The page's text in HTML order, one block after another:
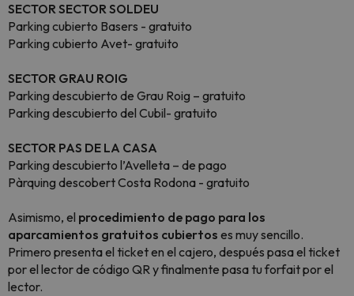
SECTOR SECTOR SOLDEU
Parking cubierto Basers - gratuito
Parking cubierto Avet- gratuito
SECTOR GRAU ROIG
Parking descubierto de Grau Roig – gratuito
Parking descubierto del Cubil- gratuito
SECTOR PAS DE LA CASA
Parking descubierto l’Avelleta – de pago
Pàrquing descobert Costa Rodona - gratuito
Asimismo, el procedimiento de pago para los
aparcamientos gratuitos cubiertos es muy sencillo.
Primero presenta el ticket en el cajero, después pasa el ticket
por el lector de código QR y finalmente pasa tu forfait por el
lector.